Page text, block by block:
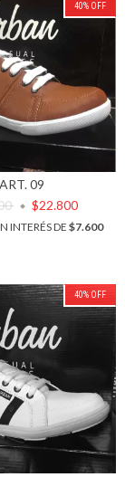
40% OFF
ART. 09
$22.800
INTERÉS DE$7.600
40% OFF